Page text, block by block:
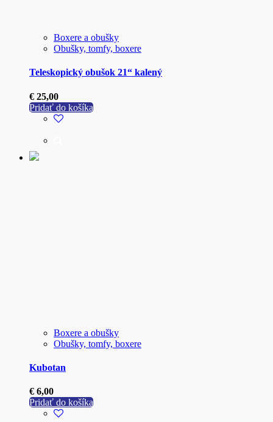
Boxere a obušky
Obušky, tomfy, boxere
Teleskopický obušok 21“ kalený
€ 25,00
Pridať do košíka
Boxere a obušky
Obušky, tomfy, boxere
Kubotan
€ 6,00
Pridať do košíka